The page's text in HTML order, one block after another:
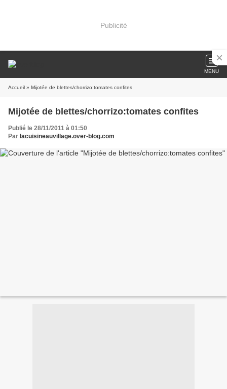
Publicité
MENU
Accueil » Mijotée de blettes/chorrizo:tomates confites
Mijotée de blettes/chorrizo:tomates confites
Publié le 28/11/2011 à 01:50
Par lacuisineauvillage.over-blog.com